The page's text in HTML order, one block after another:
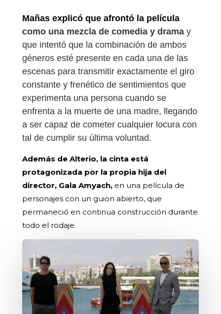
Mañas explicó que afrontó la película
como una mezcla de comedia y dramay
que intentó que la combinación de ambos
géneros esté presente en cada una de las
escenas para transmitir exactamente el giro
constante y frenético de sentimientos que
experimenta una persona cuando se
enfrenta a la muerte de una madre, llegando
a ser capaz de cometer cualquier locura con
tal de cumplir su última voluntad.
Además de Alterio, la cinta está
protagonizada por la propia hija del
director, Gala Amyach,en una película de
personajes con un guion abierto, que
permaneció en continua construcción durante
todo el rodaje.